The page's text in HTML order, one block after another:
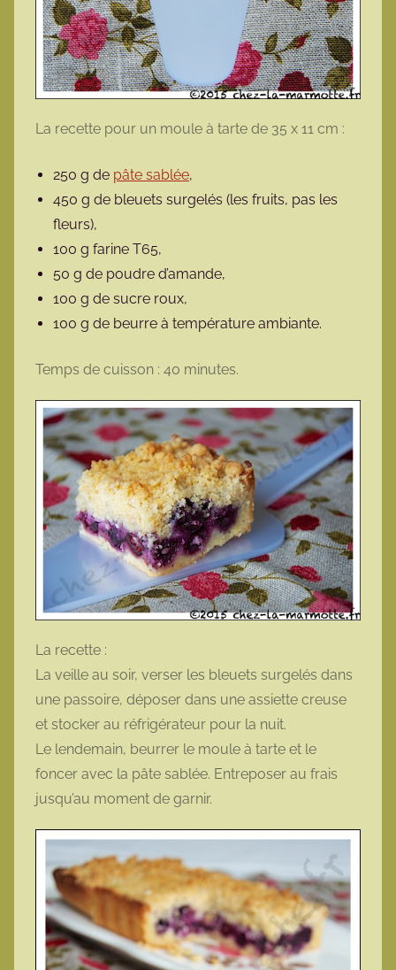
La recette pour un moule à tarte de 35 x 11 cm :
250 g de pâte sablée,
450 g de bleuets surgelés (les fruits, pas les
fleurs),
100 g farine T65,
50 g de poudre d’amande,
100 g de sucre roux,
100 g de beurre à température ambiante.
Temps de cuisson : 40 minutes.
La recette :
La veille au soir, verser les bleuets surgelés dans
une passoire, déposer dans une assiette creuse
et stocker au réfrigérateur pour la nuit.
Le lendemain, beurrer le moule à tarte et le
foncer avec la pâte sablée. Entreposer au frais
jusqu’au moment de garnir.